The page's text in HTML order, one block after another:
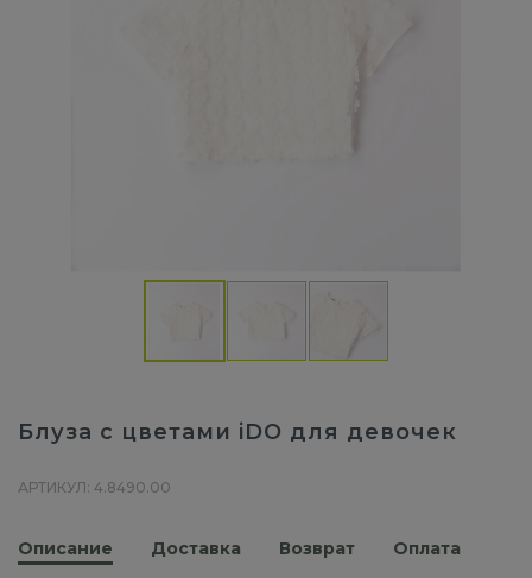
Блуза с цветами iDO для девочек
АРТИКУЛ: 4.8490.00
Описание Доставка Возврат Оплата